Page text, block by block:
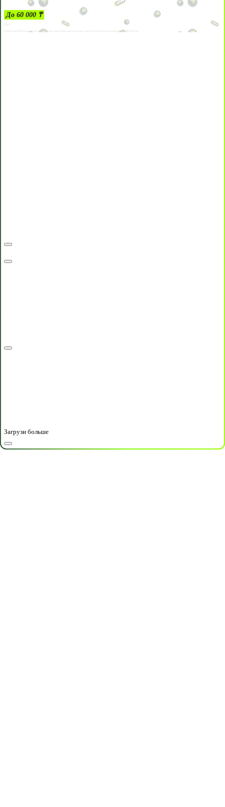
До 60 000 ₸
21+
Лицензии №24514359, выданной комитетом индустрии туризма Министерства культуры и спорта Республики Казахстан срок до 27 сентября 2034 года.
Загрузи больше